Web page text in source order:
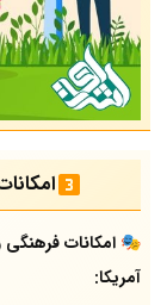
🎭 امکانات
آمریکا: